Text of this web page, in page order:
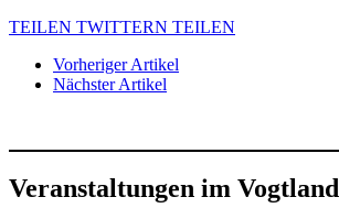
TEILEN TWITTERN TEILEN
Vorheriger Artikel
Nächster Artikel
Veranstaltungen im Vogtland